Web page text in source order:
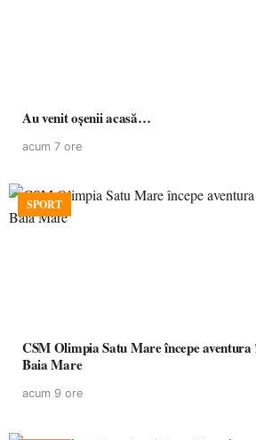
Au venit oșenii acasă…
acum 7 ore
SPORT
CSM Olimpia Satu Mare începe aventura în Cupa României la
Baia Mare
acum 9 ore